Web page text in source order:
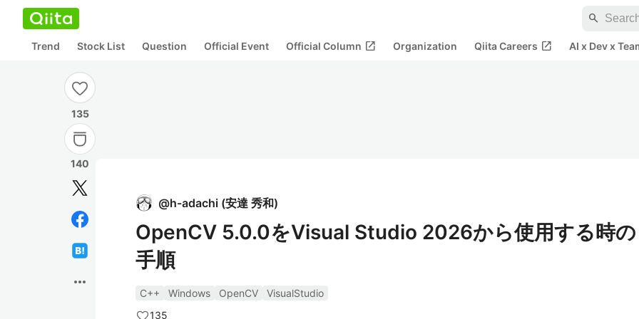
search
Trend Stock List Question Official Event Official Column open_in_new Organization Qiita Careers open_in_new AI x Dev x
135
140
more_horiz
@h-adachi (安達 秀和)
OpenCV 5.0.0をVisual Studio 2026から使用する時の
手順
C++ Windows OpenCV
VisualStudio
135